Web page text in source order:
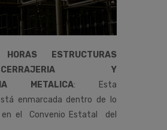
ESTRUCTURAS
Y
METALICA:
Esta
enmarcada dentro de
lo
en el Convenio Estatal del